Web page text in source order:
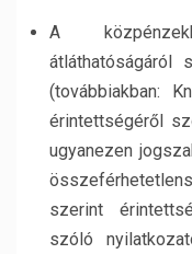
A
átláthatóságáról
(továbbiakban:
érintettségéről
ugyanezen
szerint
szóló